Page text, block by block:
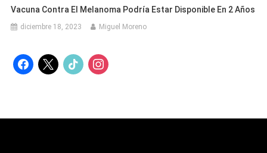
Vacuna Contra El Melanoma Podría Estar Disponible En 2 Años
diciembre 18, 2023 Miguel Moreno
facebook
x tiktok instagram